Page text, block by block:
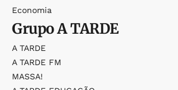
Economia
GrupoA TARDE
A TARDE
A TARDE FM
MASSA!